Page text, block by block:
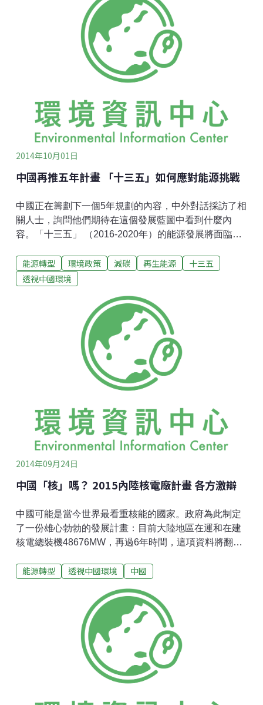
股說明書中直言，中國漁船已多年違反國際漁業捕撈公
約，在太平洋和大西洋海域超額捕撈被列為「脆弱」等
級的大目鮪。但是，無論國際公約還是中國政府都未對
具體企業或捕撈船設定捕撈限額，這意味著中國漁船無
需為超額捕撈負責。
2014年10月01日
中國再推五年計畫 「十三五」如何應對能源挑戰
中國正在籌劃下一個5年規劃的內容，中外對話採訪了相
關人士，詢問他們期待在這個發展藍圖中看到什麼內
容。「十三五」 （2016-2020年）的能源發展將面臨兩
安全，目前中國的油氣對外依存度不斷提​​升，國際形勢
尤其是中東、北非、中國東海、南海的局勢存在變數，
發展的支撐也有待全面推進。另一因素是能源環境的安
全，即當前能源體系造成的嚴重污染和溫室氣體排放。
這兩大因素，加上中國較好的再生能源產業基礎，有可
能促進中國中長期再生能源的革命性發展。能源發展的
「十三五」總體規劃，預期中國繼續提出能源強度和能
源消費總量控制的「雙控」目標，制定中國到2020年前
的能源發展路線圖。在能源發展的總體規劃方面，尤其
城鎮化建設、治理空氣污染與應對全球氣候變化的挑
戰、水資源限制
能源轉型 環境政策 減碳 再生能源
十三五
透視中國環境
2014年09月24日
中國「核」嗎？ 2015內陸核電廠計畫 各方激辯
中國可能是當今世界最看重核能的國家。政府為此制定
了一份雄心勃勃的發展計畫：目前大陸地區在運和在建
核電總裝機48676MW，再過6年時間，這項資料將翻
第二大核電國家。不過現在看來，該計畫如要順利推
內的反核事件層出不窮，特別是內陸核電，由於地震等
潛在風險及遠離冷卻水源等原因，內陸核電被認為不如
沿海核電安全。在中國，內陸核電已經和「PX」、「垃
圾焚燒」一樣成為了觸動神經的敏感詞。民眾不相信，
一個連牛奶和食品都會出問題的國家，怎麼能夠保證核
電站的安全？如果未來部分核電專案因民眾反對而無法
按計劃進行，這份雄心勃勃的核電發展計畫可能要落
能源轉型 透視中國環境 中國